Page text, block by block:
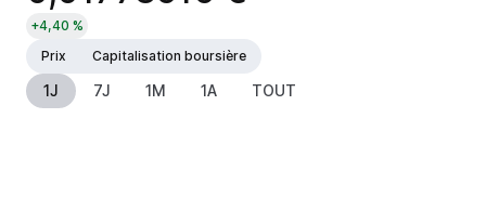
+4,40 %
Prix
Capitalisation boursière
1J 7J 1M 1A TOUT